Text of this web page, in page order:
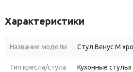
Характеристики
Название модели Стул Венус М
Тип кресла/стула Кухонные стулья